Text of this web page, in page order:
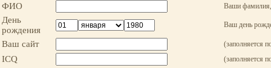
ФИО Ваши фамилия,
День
рождения
Ваш день
Ваш сайт (заполняется
ICQ (заполняется